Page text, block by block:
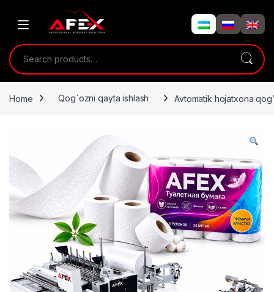
Search for:
Home Qog`ozni qayta ishlash Avtomatik hojatxona